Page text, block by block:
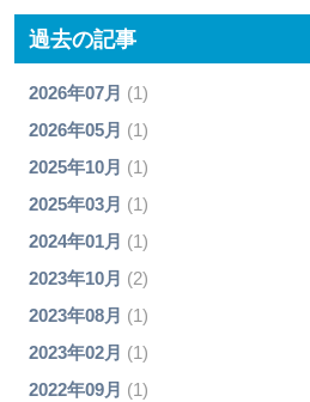
過去の記事
2026年07月 (1)
2026年05月 (1)
2025年10月 (1)
2025年03月 (1)
2024年01月 (1)
2023年10月 (2)
2023年08月 (1)
2023年02月 (1)
2022年09月 (1)